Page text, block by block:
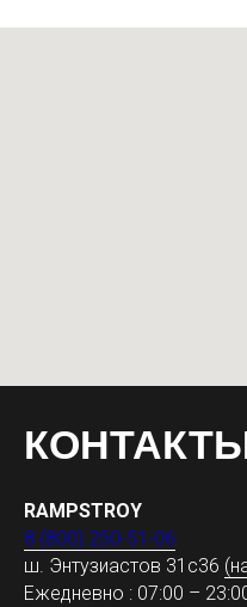
RAMPSTROY
8 (800) 250-51-06
ш. Энтузиастов 31с36
Ежедневно : 07:00 –